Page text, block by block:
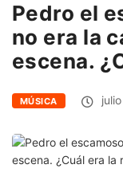
Pedro el
no era la
escena.
MÚSICA